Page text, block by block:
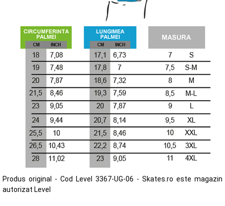
Produs original - Cod Level 3367-UG-06 - Skates.ro este magazin
autorizat Level